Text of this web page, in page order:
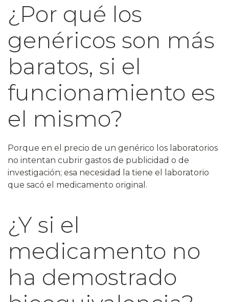
¿Por qué los
genéricos son más
baratos, si el
funcionamiento es
el mismo?
Porque en el precio de un genérico los laboratorios
no intentan cubrir gastos de publicidad o de
investigación; esa necesidad la tiene el laboratorio
que sacó el medicamento original.
¿Y si el
medicamento no
ha demostrado